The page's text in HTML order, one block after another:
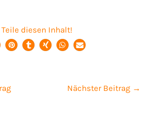
Teile diesen Inhalt!
Nächster Beitrag →